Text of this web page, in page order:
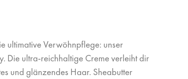
ultimative Verwöhnpflege: unser
Die ultra-reichhaltige Creme verleiht dir
und glänzendes Haar. Sheabutter